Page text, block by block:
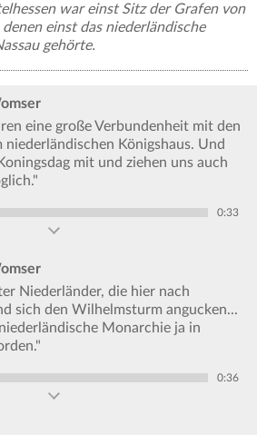
war einst Sitz der Grafen von
einst das niederländische
gehörte.
eine große Verbundenheit mit den
niederländischen Königshaus. Und
mit und ziehen uns auch
0:33
Niederländer, die hier nach
sich den Wilhelmsturm angucken...
Monarchie ja in
0:36